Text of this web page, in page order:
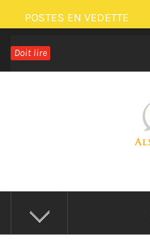
Passer
au
contenu
POSTES EN VEDETTE
Doit lire Il y a
Site De